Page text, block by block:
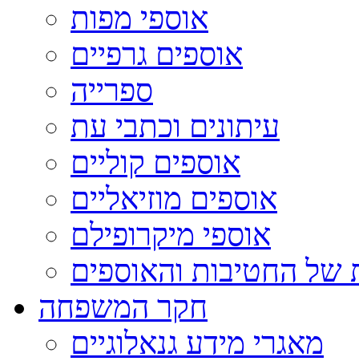
אוספי מפות
אוספים גרפיים
ספרייה
עיתונים וכתבי עת
אוספים קוליים
אוספים מוזיאליים
אוספי מיקרופילם
של החטיבות והאוספים
חקר המשפחה
מאגרי מידע גנאלוגיים